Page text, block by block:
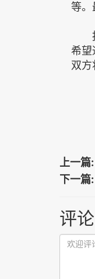
等。
报
希望
双方
上一篇:
下一篇:
评论